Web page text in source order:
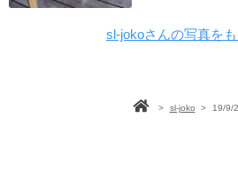
sl-jokoさんの写真を
> sl-joko > 19/9/